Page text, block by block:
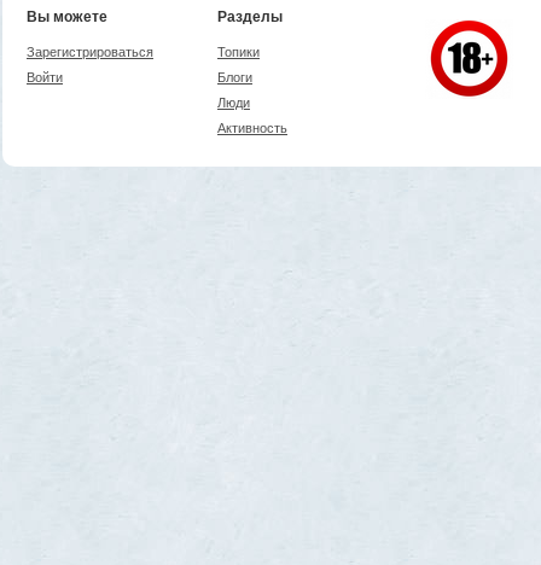
Вы можете
Зарегистрироваться
Войти
Разделы
Топики
Блоги
Люди
Активность